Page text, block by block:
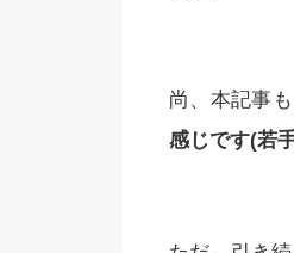
尚、本記事
感じです(若